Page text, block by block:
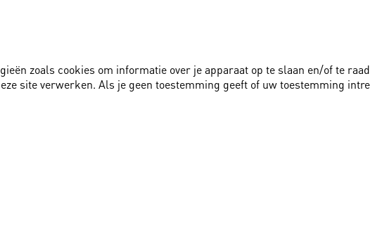
zoals cookies om informatie over je apparaat op te slaan en/of te
site verwerken. Als je geen toestemming geeft of uw toestemming